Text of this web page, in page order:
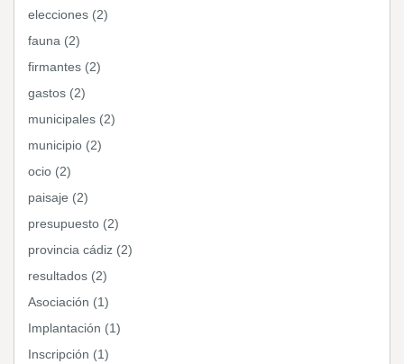
elecciones (2)
fauna (2)
firmantes (2)
gastos (2)
municipales (2)
municipio (2)
ocio (2)
paisaje (2)
presupuesto (2)
provincia cádiz (2)
resultados (2)
Asociación (1)
Implantación (1)
Inscripción (1)